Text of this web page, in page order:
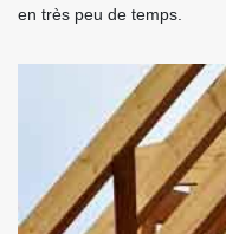
en très peu de temps.